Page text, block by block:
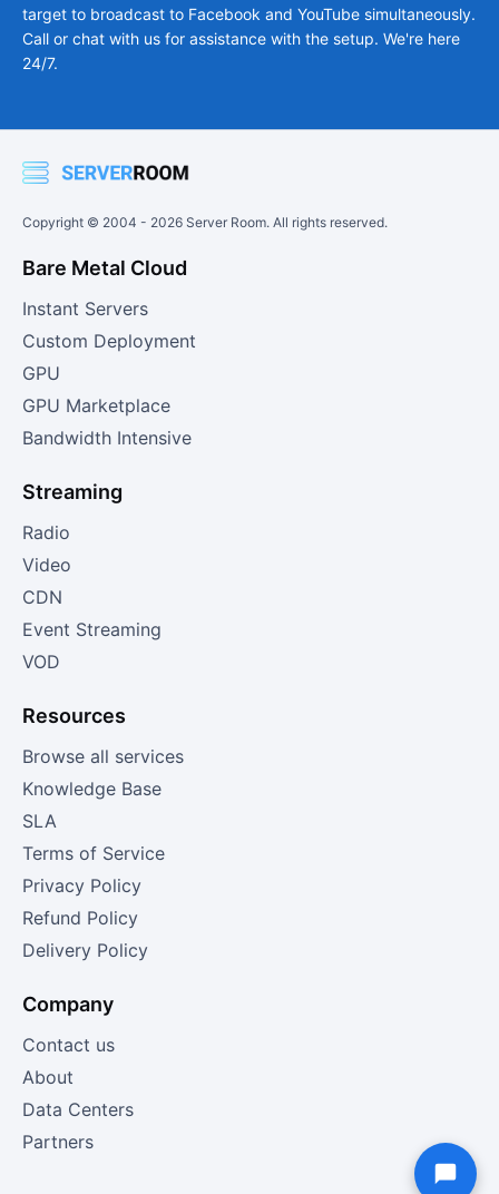
target to broadcast to Facebook and YouTube simultaneously.
Call or chat with us for assistance with the setup. We're here
24/7.
Copyright © 2004 - 2026 Server Room. All rights reserved.
Bare Metal Cloud
Instant Servers
Custom Deployment
GPU
GPU Marketplace
Bandwidth Intensive
Streaming
Radio
Video
CDN
Event Streaming
VOD
Resources
Browse all services
Knowledge Base
SLA
Terms of Service
Privacy Policy
Refund Policy
Delivery Policy
Company
Contact us
About
Data Centers
Partners